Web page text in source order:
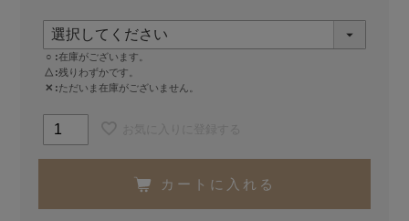
○
在庫がございます。
△ 残りわずかです。
✕
ただいま在庫がございません。
カートに入れる